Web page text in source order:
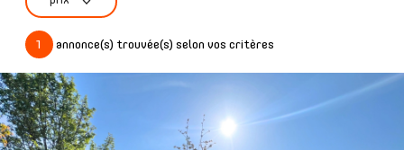
1 annonce(s) trouvée(s) selon vos critères